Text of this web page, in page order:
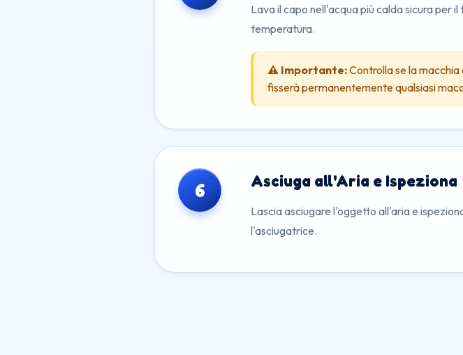
Lava il capo nell'acqua più calda sicura per
temperatura.
⚠️ Importante:Controlla se la
fisserà permanentemente qualsiasi
6 Asciuga all'Aria e Ispeziona
Lascia asciugare l'oggetto all'aria e
l'asciugatrice.